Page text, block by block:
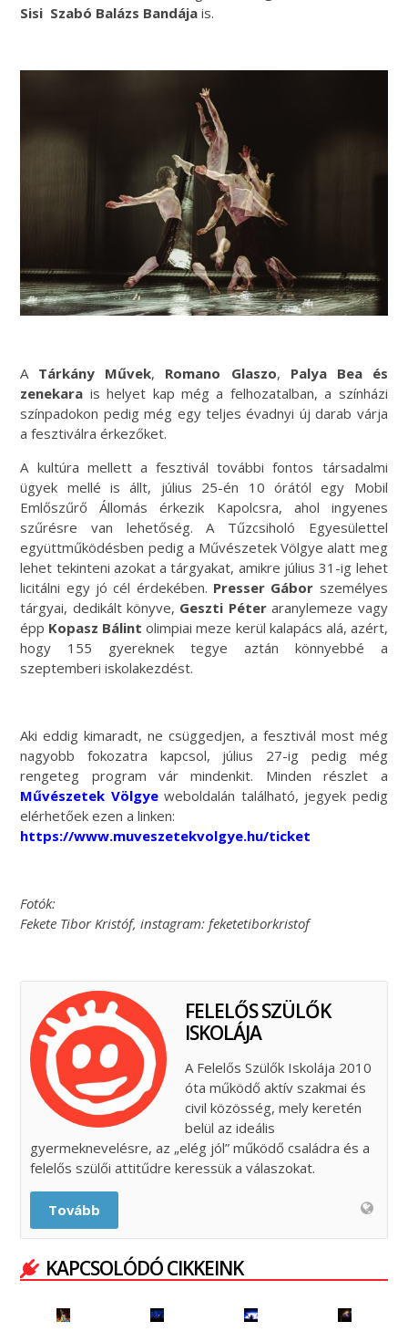
Sisi Szabó Balázs Bandája is.
A Tárkány Művek, Romano Glaszo, Palya Bea és
zenekara is helyet kap még a felhozatalban, a színházi
színpadokon pedig még egy teljes évadnyi új darab várja
a fesztiválra érkezőket.
A kultúra mellett a fesztivál további fontos társadalmi
ügyek mellé is állt, július 25-én 10 órától egy Mobil
Emlőszűrő Állomás érkezik Kapolcsra, ahol ingyenes
szűrésre van lehetőség. A Tűzcsiholó Egyesülettel
együttműködésben pedig a Művészetek Völgye alatt meg
lehet tekinteni azokat a tárgyakat, amikre július 31-ig lehet
licitálni egy jó cél érdekében. Presser Gábor személyes
tárgyai, dedikált könyve, Geszti Péteraranylemeze vagy
épp Kopasz Bálintolimpiai meze kerül kalapács alá, azért,
hogy 155 gyereknek tegye aztán könnyebbé a
szeptemberi iskolakezdést.
Aki eddig kimaradt, ne csüggedjen, a fesztivál most még
nagyobb fokozatra kapcsol, július 27-ig pedig még
rengeteg program vár mindenkit. Minden részlet a
Művészetek Völgyeweboldalán található, jegyek pedig
elérhetőek ezen a linken:
https://www.muveszetekvolgye.hu/ticket
Fotók:
Fekete Tibor Kristóf, instagram: feketetiborkristof
FELELŐS SZÜLŐK
ISKOLÁJA
A Felelős Szülők Iskolája 2010
óta működő aktív szakmai és
civil közösség, mely keretén
belül az ideális
gyermeknevelésre, az „elég jól” működő családra és a
felelős szülői attitűdre keressük a válaszokat.
Tovább
KAPCSOLÓDÓ CIKKEINK